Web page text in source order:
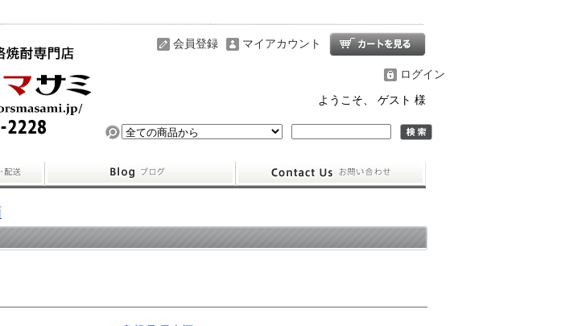
マイアカウント
会員登録
ログイン
ようこそ、 ゲスト 様